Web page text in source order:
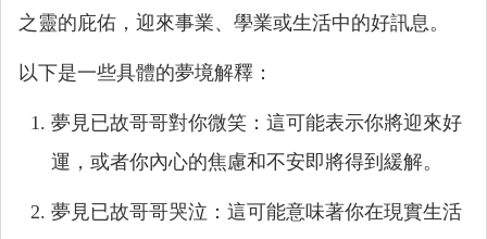
之靈的庇佑，迎來事業、學業或生活中的好訊息。
以下是一些具體的夢境解釋：
夢見已故哥哥對你微笑：這可能表示你將迎來好
運，或者你內心的焦慮和不安即將得到緩解。
夢見已故哥哥哭泣：這可能意味著你在現實生活